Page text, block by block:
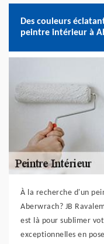
Des couleurs
peintre intérieur à
À la recherche d'un
Aberwrach? JB
est là pour sublimer
exceptionnelles en